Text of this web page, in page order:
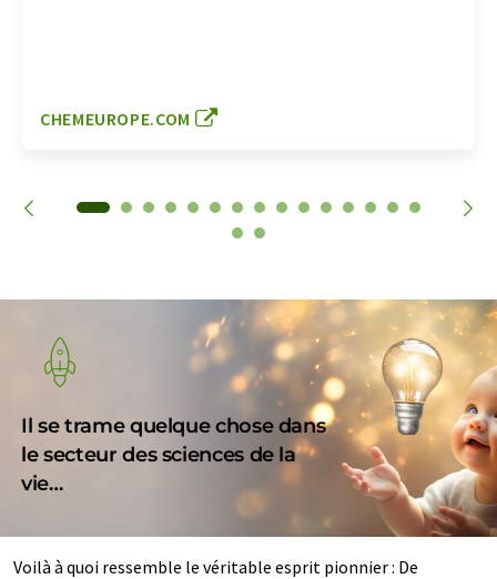
CHEMEUROPE.COM
Il se trame quelque chose dans
le secteur des sciences de la
vie…
Voilà à quoi ressemble le véritable esprit pionnier : De